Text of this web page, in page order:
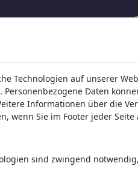
,
for cartoons, caricatures
artworks,
Technologien auf unserer
Daten
Informationen über die
wenn Sie im Footer jeder
sind zwingend